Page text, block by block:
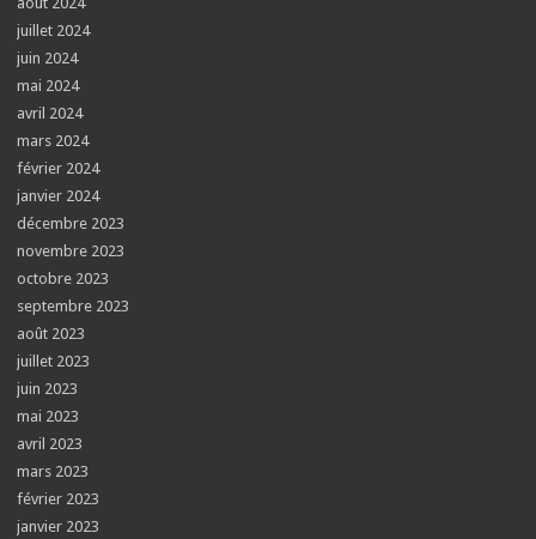
juillet 2024
juin 2024
mai 2024
avril 2024
mars 2024
février 2024
janvier 2024
décembre 2023
novembre 2023
octobre 2023
septembre 2023
août 2023
juillet 2023
juin 2023
mai 2023
avril 2023
mars 2023
février 2023
janvier 2023